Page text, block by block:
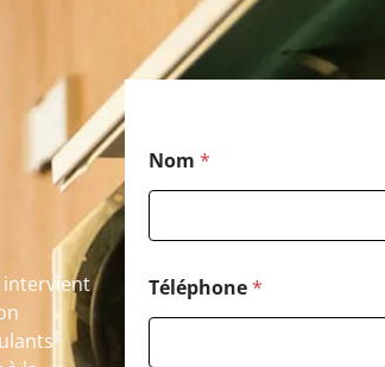
intervient
T
é
é
h
o
n
Nom *
Téléphone*